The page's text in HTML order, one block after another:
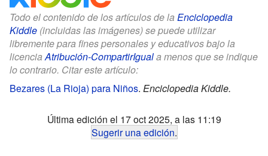
Todo el contenido de los artículos de la Enciclopedia
Kiddle (incluidas las imágenes) se puede utilizar
libremente para fines personales y educativos bajo la
licenciaAtribución-CompartirIguala menos que se indique
lo contrario. Citar este artículo:
Bezares (La Rioja) para Niños. Enciclopedia Kiddle.
Última edición el 17 oct 2025, a las 11:19
Sugerir una edición.